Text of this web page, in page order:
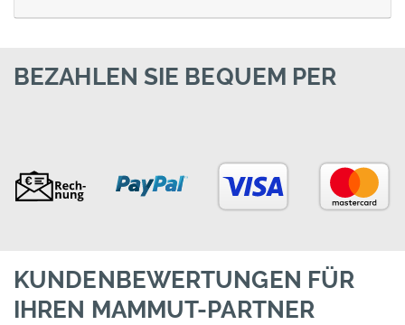
BEZAHLEN SIE BEQUEM PER
KUNDENBEWERTUNGEN FÜR
IHREN MAMMUT-PARTNER